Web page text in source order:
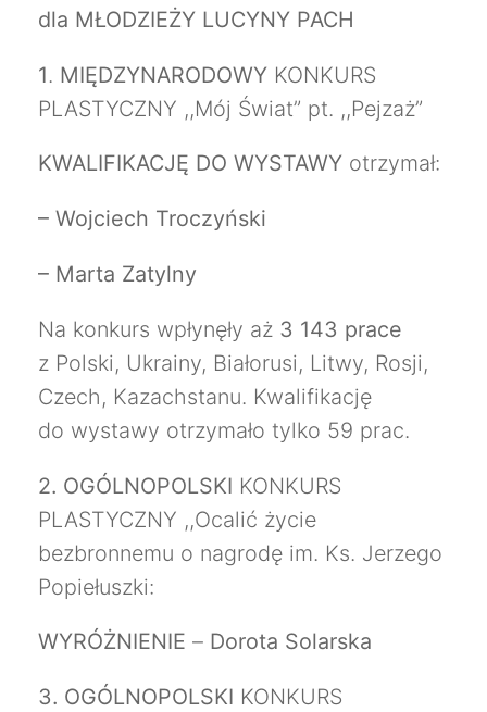
dla MŁODZIEŻY LUCYNY PACH
1. MIĘDZYNARODOWY KONKURS
PLASTYCZNY ,,Mój Świat” pt. ,,Pejzaż”
KWALIFIKACJĘ DO WYSTAWY otrzymał:
– Wojciech Troczyński
– Marta Zatylny
Na konkurs wpłynęły aż 3 143 prace
z Polski, Ukrainy, Białorusi, Litwy, Rosji,
Czech, Kazachstanu. Kwalifikację
do wystawy otrzymało tylko 59 prac.
2. OGÓLNOPOLSKI KONKURS
PLASTYCZNY ,,Ocalić życie
bezbronnemu o nagrodę im. Ks. Jerzego
Popiełuszki:
WYRÓŻNIENIE – Dorota Solarska
3. OGÓLNOPOLSKI KONKURS